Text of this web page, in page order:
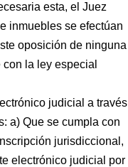
esta, el Juez
inmuebles se efectúan
oposición de ninguna
la ley especial
judicial a través
a) Que se cumpla con
jurisdiccional,
electrónico judicial por